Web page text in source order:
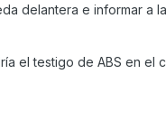
delantera e informar a
el testigo de ABS en el